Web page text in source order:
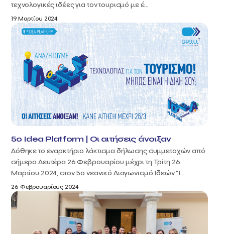
τεχνολογικές ιδέες για τον τουρισμό με έ...
19 Μαρτίου 2024
5ο Idea Platform | Οι αιτήσεις άνοιξαν
Δόθηκε το εναρκτήριο λάκτισμα δήλωσης συμμετοχών από
σήμερα Δευτέρα 26 Φεβρουαρίου μέχρι τη Τρίτη 26
Μαρτίου 2024, στον 5ο νεανικό Διαγωνισμό Ιδεών "I...
26 Φεβρουαρίους 2024